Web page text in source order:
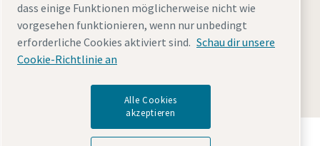
Rechtliche HinweiseCookies verwaltenBarrierefreiheit
Datenschutzerklärung SitemapImpressum
© 2025 Atlas Copco Kompressoren und Drucklufttechnik
Entdecken Sie, wie die Atlas Copco Group
dass einige Funktionen möglicherweise nicht wie
vorgesehen funktionieren, wenn nur unbedingt
erforderliche Cookies aktiviert sind. Schau dir unsere
Cookie-Richtlinie an
Alle Cookies
akzeptieren